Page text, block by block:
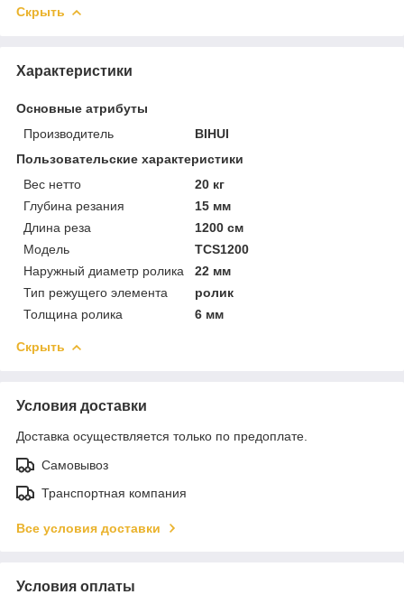
Скрыть
Характеристики
Основные атрибуты
Производитель
BIHUI
Пользовательские характеристики
Вес нетто
20 кг
Глубина резания
15 мм
Длина реза
1200 см
Модель
TCS1200
Наружный диаметр ролика
22 мм
Тип режущего элемента
ролик
Толщина ролика
6 мм
Скрыть
Условия доставки
Доставка осуществляется только по предоплате.
Самовывоз
Транспортная компания
Все условия доставки
Условия оплаты